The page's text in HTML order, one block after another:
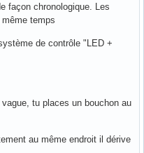
façon chronologique. Les
temps
de contrôle "LED +
tu places un bouchon au
au même endroit il dérive